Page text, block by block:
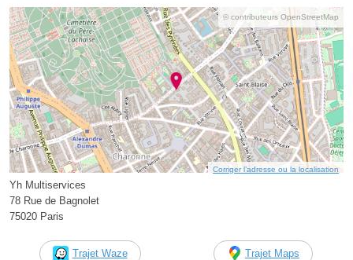
© contributeurs OpenStreetMap
Corriger l’adresse ou la localisation
Yh Multiservices
78 Rue de Bagnolet
75020 Paris
Trajet Waze Trajet Maps